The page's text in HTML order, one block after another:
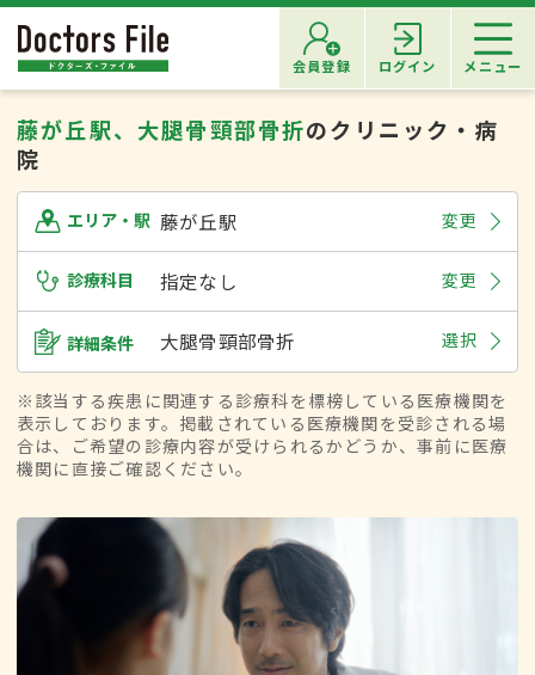
会員登録 ログイン メニュー
藤が丘駅、大腿骨頸部骨折のクリニック・病
院
エリア・駅 藤が丘駅 変更
診療科目 指定なし 変更
詳細条件 大腿骨頸部骨折 選択
※該当する疾患に関連する診療科を標榜している医療機関を
表示しております。掲載されている医療機関を受診される場
合は、ご希望の診療内容が受けられるかどうか、事前に医療
機関に直接ご確認ください。